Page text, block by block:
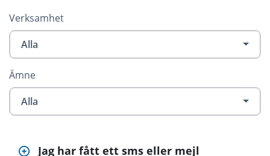
Verksamhet
Alla
Ämne
Alla
Jag har fått ett sms eller mejl